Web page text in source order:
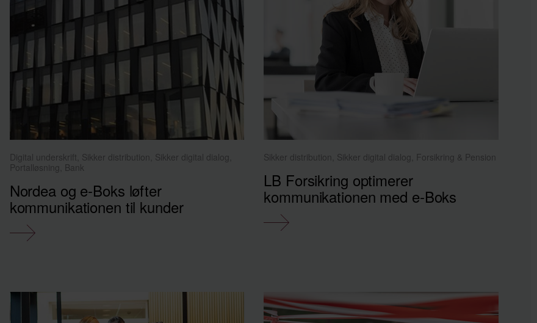
Digital underskrift, Sikker distribution, Sikker digital dialog,
Portalløsning, Bank
Nordea og e-Boks løfter
kommunikationen til kunder
Sikker distribution, Sikker digital dialog, Forsikring & Pension
LB Forsikring optimerer
kommunikationen med e‑Boks